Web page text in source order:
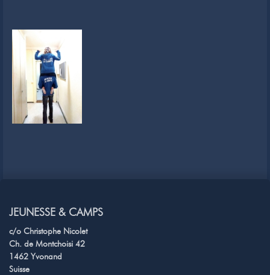
JEUNESSE & CAMPS
c/o Christophe Nicolet
Ch. de Montchoisi 42
1462 Yvonand
Suisse